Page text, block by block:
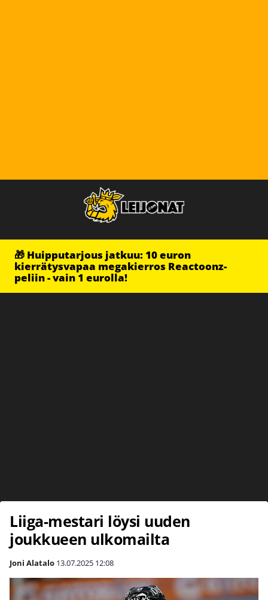
🎁 Huipputarjous jatkuu: 10 euron
kierrätysvapaa megakierros Reactoonz-
peliin - vain 1 eurolla!
Liiga-mestari löysi uuden
joukkueen ulkomailta
Joni Alatalo 13.07.2025 12:08